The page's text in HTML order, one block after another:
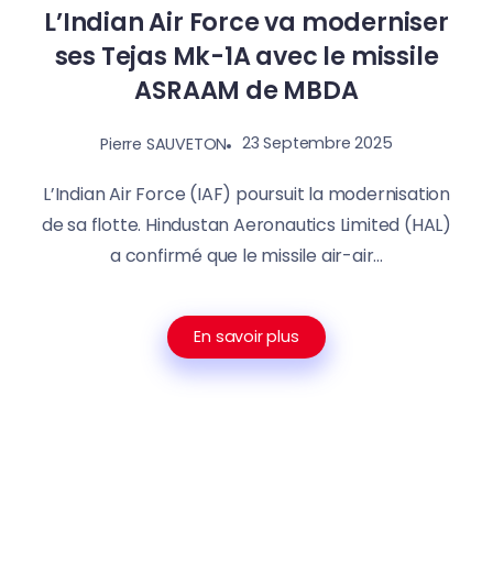
L’Indian Air Force va moderniser
ses Tejas Mk-1A avec le missile
ASRAAM de MBDA
Pierre SAUVETON 23 Septembre 2025
L’Indian Air Force (IAF) poursuit la modernisation
de sa flotte. Hindustan Aeronautics Limited (HAL)
a confirmé que le missile air-air...
En savoir plus